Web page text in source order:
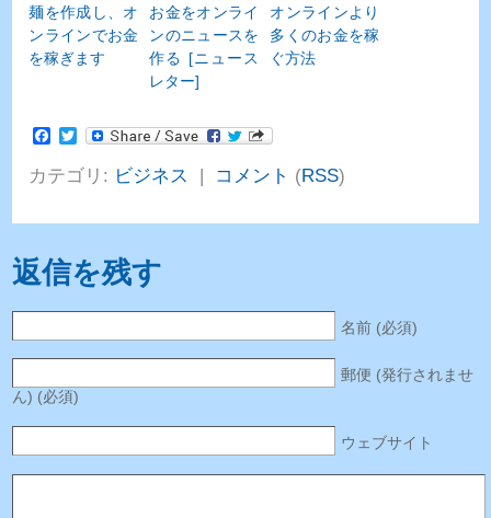
麺を作成し、オ
ンラインでお金
を稼ぎます
お金をオンライ
ンのニュースを
作る [ニュース
レター]
オンラインより
多くのお金を稼
ぐ方法
Facebook
Twitter
カテゴリ: ビジネス | コメント (RSS)
返信を残す
名前 (必須)
郵便 (発行されませ
ん) (必須)
ウェブサイト